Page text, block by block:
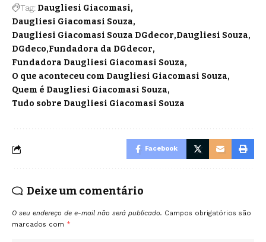
Tag: Daugliesi Giacomasi
Daugliesi Giacomasi Souza
Daugliesi Giacomasi Souza DGdecor Daugliesi Souza
DGdeco Fundadora da DGdecor
Fundadora Daugliesi Giacomasi Souza
O que aconteceu com Daugliesi Giacomasi Souza
Quem é Daugliesi Giacomasi Souza
Tudo sobre Daugliesi Giacomasi Souza
Facebook
Deixe um comentário
O seu endereço de e-mail não será publicado. Campos obrigatórios são
marcados com *